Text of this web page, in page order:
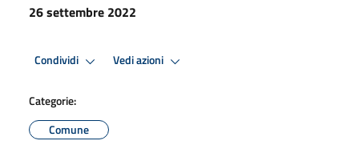
26 settembre 2022
Condividi Vedi azioni
Categorie:
Comune